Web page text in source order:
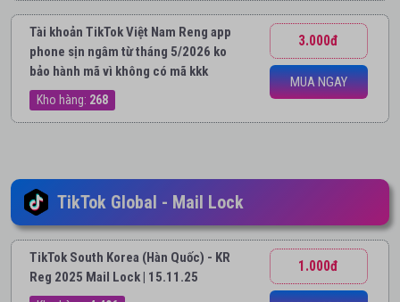
Tài khoản TikTok Việt Nam Reng app
phone sịn ngâm từ tháng 5/2026 ko
bảo hành mã vì không có mã kkk
Kho hàng: 268
3.000đ
MUA NGAY
TikTok Global - Mail Lock
TikTok South Korea (Hàn Quốc) - KR
Reg 2025 Mail Lock | 15.11.25
1.000đ